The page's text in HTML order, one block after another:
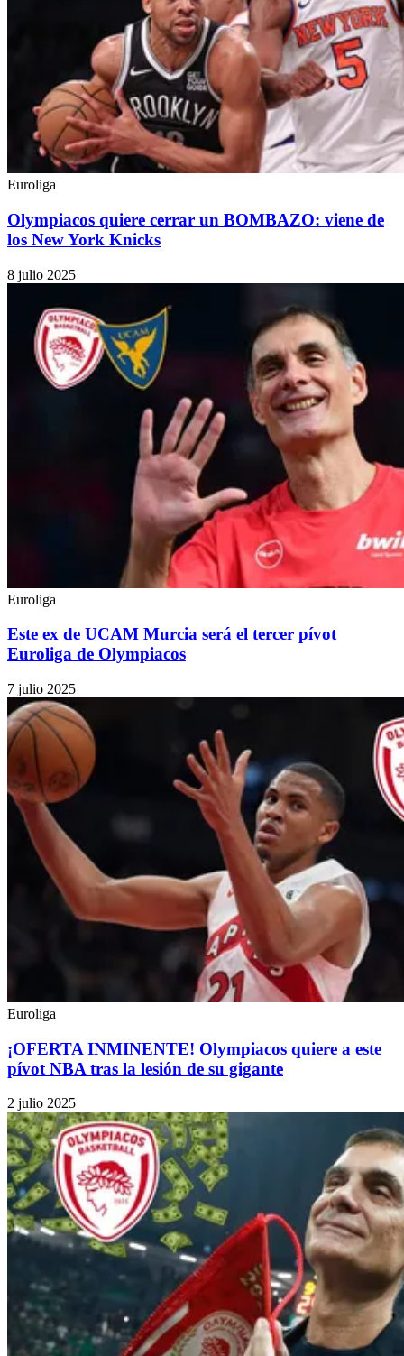
Euroliga
Olympiacos quiere cerrar un BOMBAZO: viene de
los New York Knicks
8 julio 2025
Euroliga
Este ex de UCAM Murcia será el tercer pívot
Euroliga de Olympiacos
7 julio 2025
Euroliga
⁠¡OFERTA INMINENTE! Olympiacos quiere a este
pívot NBA tras la lesión de su gigante
2 julio 2025